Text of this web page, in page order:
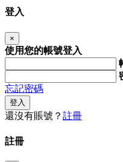
登入
×
使用您的帳號登入
忘記密碼
登入
還沒有賬號？ 註冊
註冊